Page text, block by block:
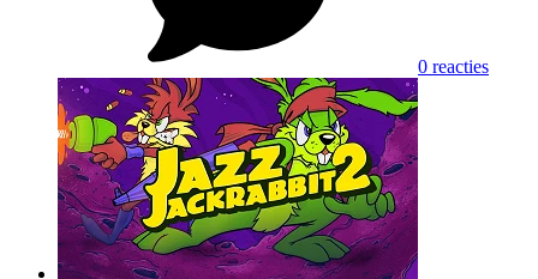
0 reacties